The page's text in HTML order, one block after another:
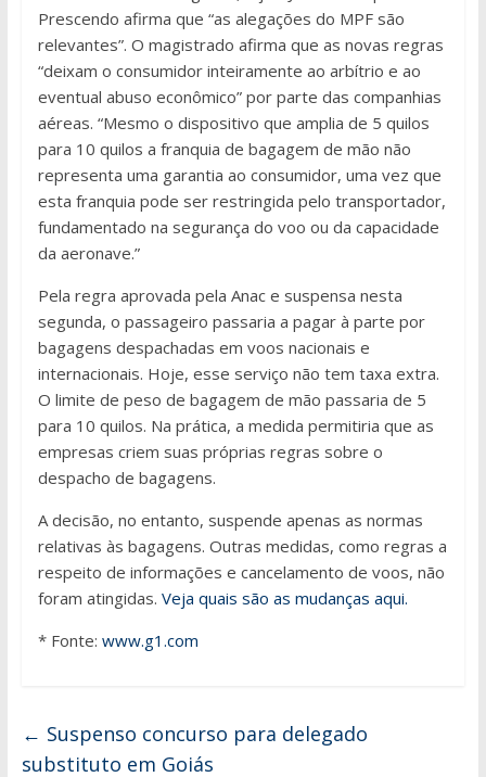
Prescendo afirma que “as alegações do MPF são
relevantes”. O magistrado afirma que as novas regras
“deixam o consumidor inteiramente ao arbítrio e ao
eventual abuso econômico” por parte das companhias
aéreas. “Mesmo o dispositivo que amplia de 5 quilos
para 10 quilos a franquia de bagagem de mão não
representa uma garantia ao consumidor, uma vez que
esta franquia pode ser restringida pelo transportador,
fundamentado na segurança do voo ou da capacidade
da aeronave.”
Pela regra aprovada pela Anac e suspensa nesta
segunda, o passageiro passaria a pagar à parte por
bagagens despachadas em voos nacionais e
internacionais. Hoje, esse serviço não tem taxa extra.
O limite de peso de bagagem de mão passaria de 5
para 10 quilos. Na prática, a medida permitiria que as
empresas criem suas próprias regras sobre o
despacho de bagagens.
A decisão, no entanto, suspende apenas as normas
relativas às bagagens. Outras medidas, como regras a
respeito de informações e cancelamento de voos, não
foram atingidas. Veja quais são as mudanças aqui.
* Fonte: www.g1.com
← Suspenso concurso para delegado
substituto em Goiás